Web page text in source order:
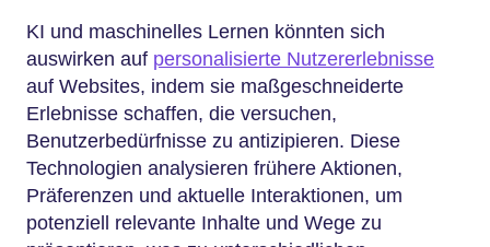
KI und maschinelles Lernen könnten sich
auswirken auf personalisierte Nutzererlebnisse
auf Websites, indem sie maßgeschneiderte
Erlebnisse schaffen, die versuchen,
Benutzerbedürfnisse zu antizipieren. Diese
Technologien analysieren frühere Aktionen,
Präferenzen und aktuelle Interaktionen, um
potenziell relevante Inhalte und Wege zu